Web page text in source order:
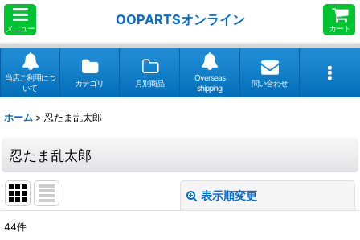
メニュー
OOPARTSオンライン
カート
当店ご利用につ
いて
カテゴリ 月別商品
Overseas
shipping
問い合わせ
ホーム > 忍たま乱太郎
忍たま乱太郎
表示順変更
44件